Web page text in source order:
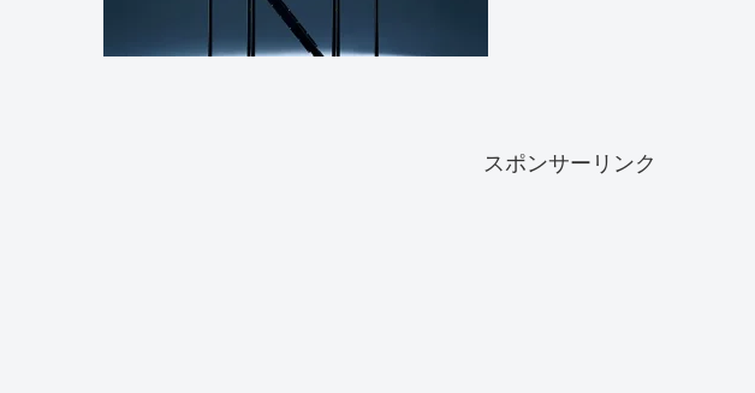
スポンサーリンク